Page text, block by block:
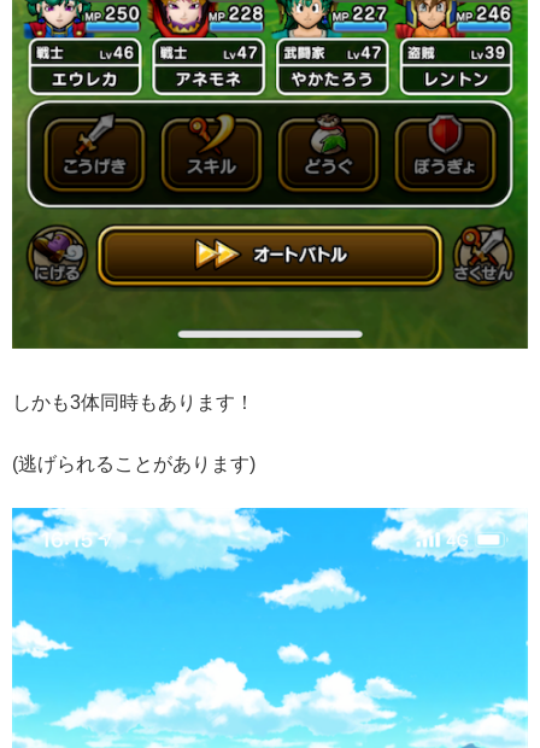
しかも3体同時もあります！
(逃げられることがあります)